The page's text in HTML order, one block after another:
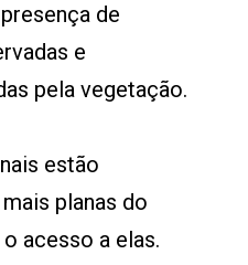
de
e
pela vegetação.
estão
planas do
acesso a elas.